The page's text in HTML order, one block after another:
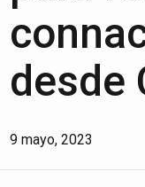
desde
9 mayo, 2023